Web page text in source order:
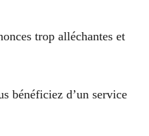
trop alléchantes et
bénéficiez d’un service